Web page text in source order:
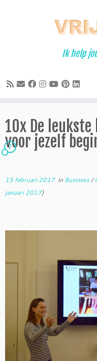
Ik help
10x De
voor jezelf
7
15 februari 2017in Business/
januari 2017)